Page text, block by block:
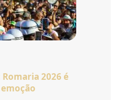
Romaria 2026 é